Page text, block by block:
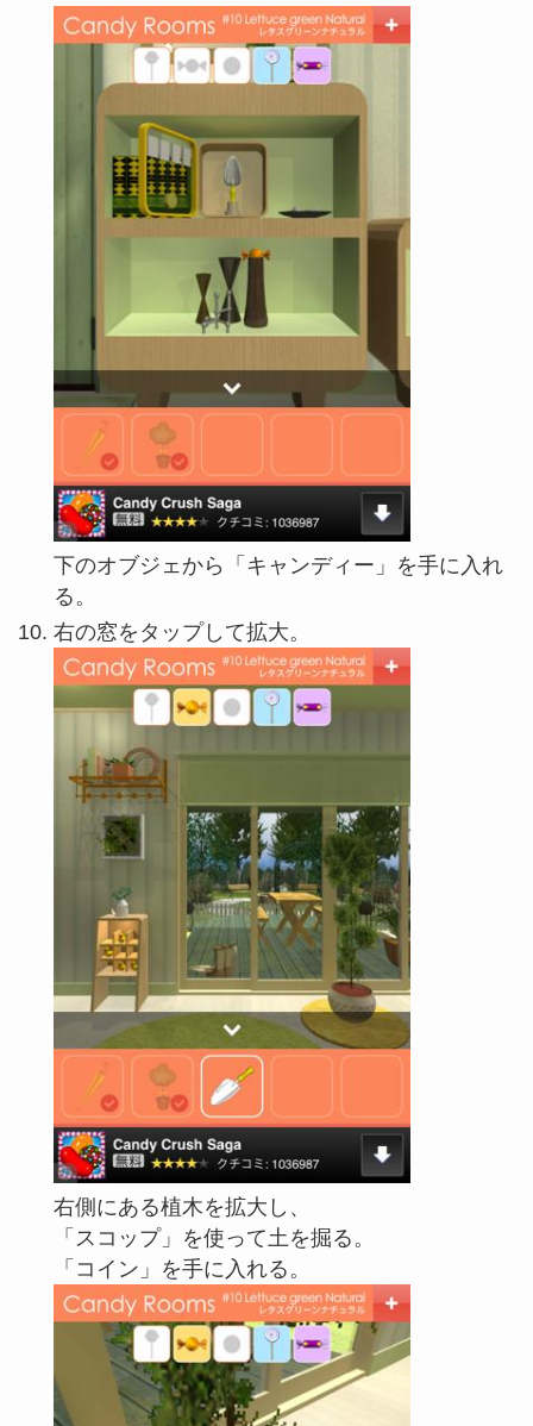
下のオブジェから「キャンディー」を手に入れ
る。
右の窓をタップして拡大。
右側にある植木を拡大し、
「スコップ」を使って土を掘る。
「コイン」を手に入れる。